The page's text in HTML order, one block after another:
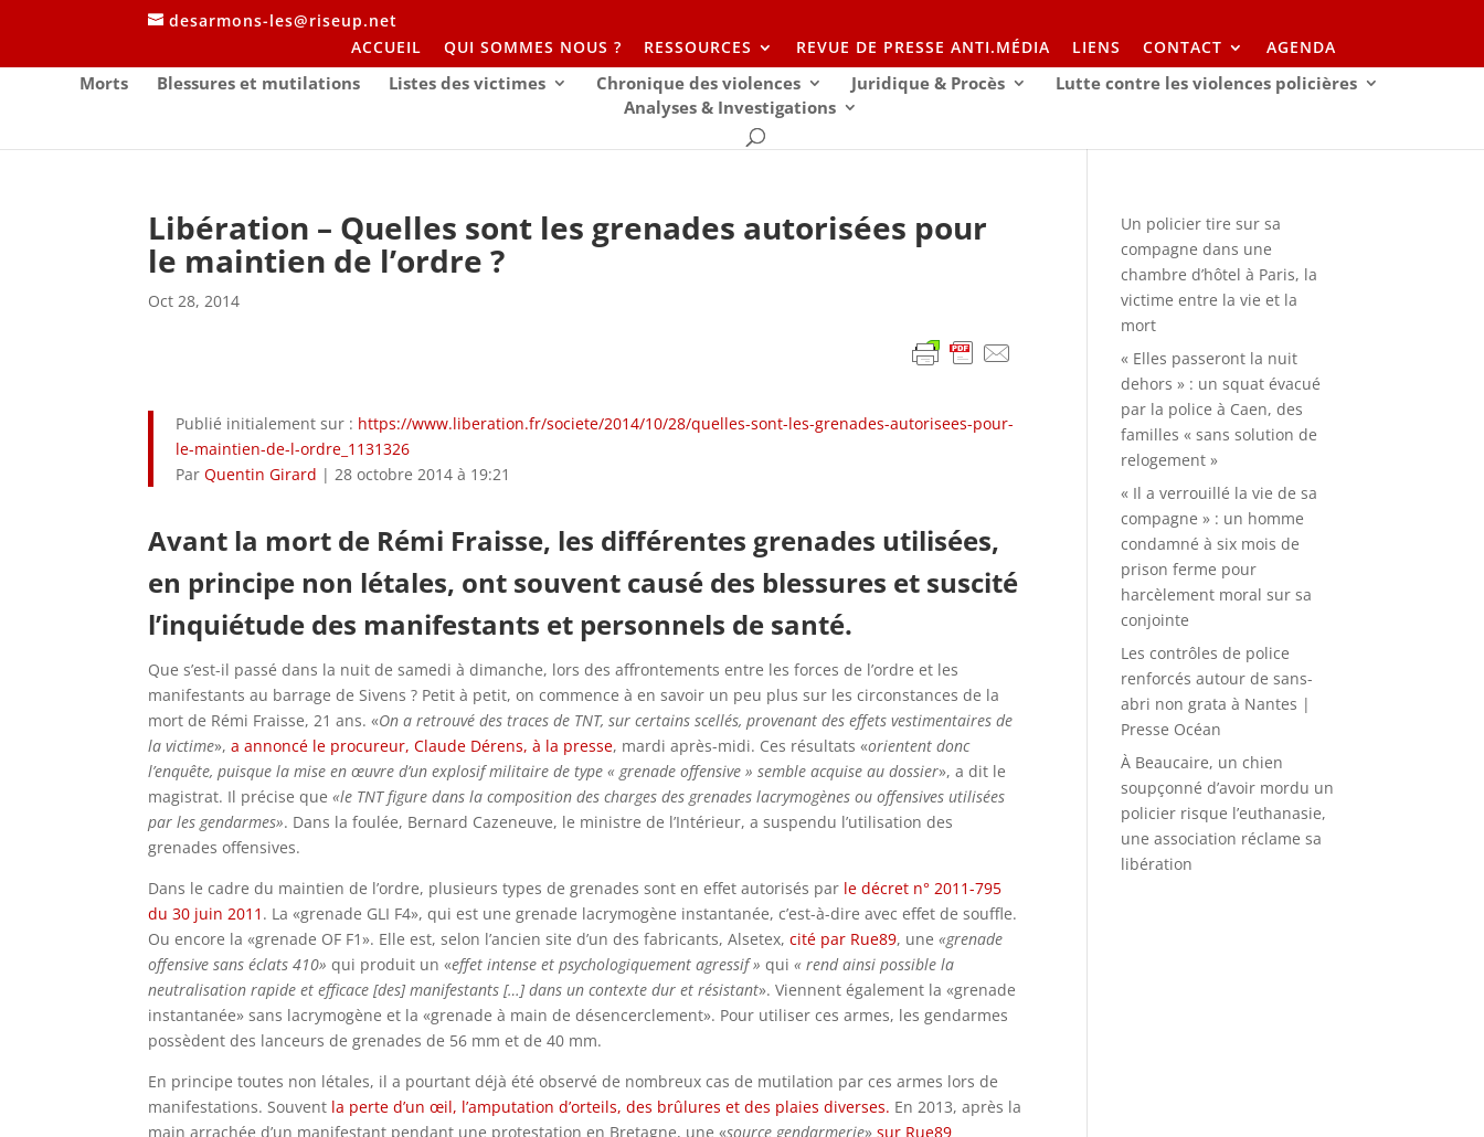
desarmons-les@riseup.net
ACCUEIL
QUI SOMMES NOUS ? RESSOURCES REVUE DE PRESSE ANTI.MÉDIA LIENS CONTACT AGENDA
Morts Blessures et mutilations Listes des victimes Chronique des violences Juridique & Procès
Lutte contre les violences policières
Analyses & Investigations
Libération – Quelles sont les grenades autorisées pour
le maintien de l’ordre ?
Oct 28, 2014
Publié initialement sur : https://www.liberation.fr/societe/2014/10/28/quelles-sont-les-grenades-autorisees-pour-
le-maintien-de-l-ordre_1131326
ParQuentin Girard | 28 octobre 2014 à 19:21
Avant la mort de Rémi Fraisse, les différentes grenades utilisées,
en principe non létales, ont souvent causé des blessures et suscité
l’inquiétude des manifestants et personnels de santé.
Que s’est-il passé dans la nuit de samedi à dimanche, lors des affrontements entre les forces de l’ordre et les
manifestants au barrage de Sivens ? Petit à petit, on commence à en savoir un peu plus sur les circonstances de la
mort de Rémi Fraisse, 21 ans. «On a retrouvé des traces de TNT, sur certains scellés, provenant des effets vestimentaires de
la victime»,a annoncé le procureur, Claude Dérens, à la presse, mardi après-midi. Ces résultats «orientent donc
l’enquête, puisque la mise en œuvre d’un explosif militaire de type « grenade offensive » semble acquise au dossier», a dit le
magistrat. Il précise que«le TNT figure dans la composition des charges des grenades lacrymogènes ou offensives utilisées
par les gendarmes». Dans la foulée, Bernard Cazeneuve, le ministre de l’Intérieur, a suspendu l’utilisation des
grenades offensives.
Dans le cadre du maintien de l’ordre, plusieurs types de grenades sont en effet autorisés par le décret n° 2011-795
du 30 juin 2011 . La «grenade GLI F4», qui est une grenade lacrymogène instantanée, c’est-à-dire avec effet de souffle.
Ou encore la «grenade OF F1». Elle est, selon l’ancien site d’un des fabricants, Alsetex,cité par Rue89, une«grenade
offensive sans éclats 410» qui produit un «effet intense et psychologiquement agressif » qui « rend ainsi possible la
neutralisation rapide et efficace [des] manifestants […] dans un contexte dur et résistant». Viennent également la «grenade
instantanée» sans lacrymogène et la «grenade à main de désencerclement». Pour utiliser ces armes, les gendarmes
possèdent des lanceurs de grenades de 56 mm et de 40 mm.
En principe toutes non létales, il a pourtant déjà été observé de nombreux cas de mutilation par ces armes lors de
manifestations. Souvent la perte d’un œil, l’amputation d’orteils, des brûlures et des plaies diverses. En 2013, après la
main arrachée d’un manifestant pendant une protestation en Bretagne, une «source gendarmerie»sur Rue89
Un policier tire sur sa
compagne dans une
chambre d’hôtel à Paris, la
victime entre la vie et la
mort
« Elles passeront la nuit
dehors » : un squat évacué
par la police à Caen, des
familles « sans solution de
relogement »
« Il a verrouillé la vie de sa
compagne » : un homme
condamné à six mois de
prison ferme pour
harcèlement moral sur sa
conjointe
Les contrôles de police
renforcés autour de sans-
abri non grata à Nantes |
Presse Océan
À Beaucaire, un chien
soupçonné d’avoir mordu un
policier risque l’euthanasie,
une association réclame sa
libération